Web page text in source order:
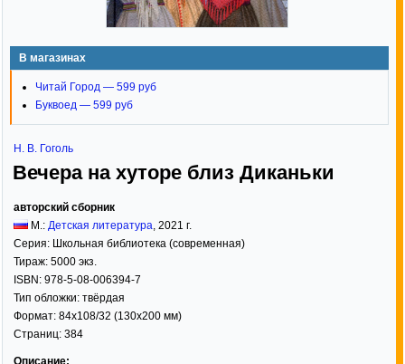
В магазинах
Читай Город — 599 руб
Буквоед — 599 руб
Н. В. Гоголь
Вечера на хуторе близ Диканьки
авторский сборник
М.: Детская литература, 2021 г.
Серия: Школьная библиотека (современная)
Тираж: 5000 экз.
ISBN: 978-5-08-006394-7
Тип обложки: твёрдая
Формат: 84x108/32 (130x200 мм)
Страниц: 384
Описание: